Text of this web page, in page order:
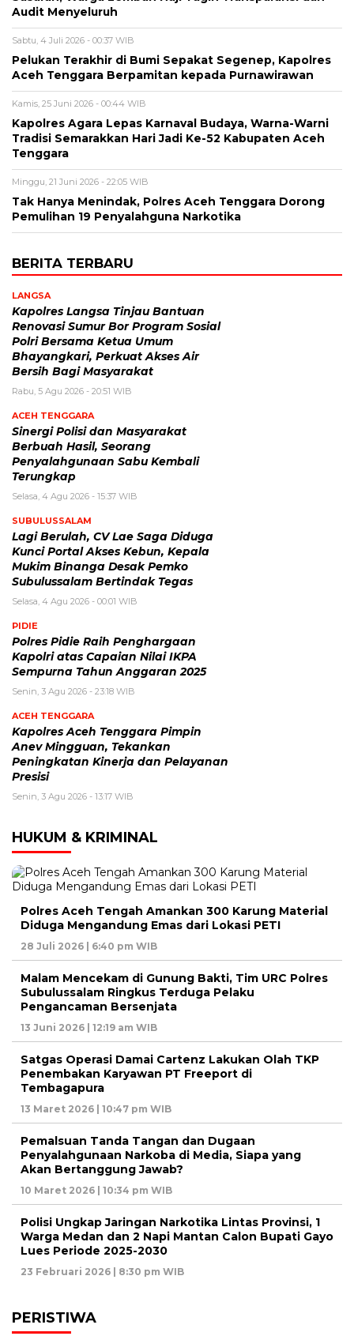
Audit Menyeluruh
Sabtu, 4 Juli 2026 - 00:37 WIB
Pelukan Terakhir di Bumi Sepakat Segenep, Kapolres
Aceh Tenggara Berpamitan kepada Purnawirawan
Kamis, 25 Juni 2026 - 00:44 WIB
Kapolres Agara Lepas Karnaval Budaya, Warna-Warni
Tradisi Semarakkan Hari Jadi Ke-52 Kabupaten Aceh
Tenggara
Minggu, 21 Juni 2026 - 22:05 WIB
Tak Hanya Menindak, Polres Aceh Tenggara Dorong
Pemulihan 19 Penyalahguna Narkotika
BERITA TERBARU
LANGSA
Kapolres Langsa Tinjau Bantuan
Renovasi Sumur Bor Program Sosial
Polri Bersama Ketua Umum
Bhayangkari, Perkuat Akses Air
Bersih Bagi Masyarakat
Rabu, 5 Agu 2026 - 20:51 WIB
ACEH TENGGARA
Sinergi Polisi dan Masyarakat
Berbuah Hasil, Seorang
Penyalahgunaan Sabu Kembali
Terungkap
Selasa, 4 Agu 2026 - 15:37 WIB
SUBULUSSALAM
Lagi Berulah, CV Lae Saga Diduga
Kunci Portal Akses Kebun, Kepala
Mukim Binanga Desak Pemko
Subulussalam Bertindak Tegas
Selasa, 4 Agu 2026 - 00:01 WIB
PIDIE
Polres Pidie Raih Penghargaan
Kapolri atas Capaian Nilai IKPA
Sempurna Tahun Anggaran 2025
Senin, 3 Agu 2026 - 23:18 WIB
ACEH TENGGARA
Kapolres Aceh Tenggara Pimpin
Anev Mingguan, Tekankan
Peningkatan Kinerja dan Pelayanan
Presisi
Senin, 3 Agu 2026 - 13:17 WIB
HUKUM & KRIMINAL
Polres Aceh Tengah Amankan 300 Karung Material
Diduga Mengandung Emas dari Lokasi PETI
28 Juli 2026 | 6:40 pm WIB
Malam Mencekam di Gunung Bakti, Tim URC Polres
Subulussalam Ringkus Terduga Pelaku
Pengancaman Bersenjata
13 Juni 2026 | 12:19 am WIB
Satgas Operasi Damai Cartenz Lakukan Olah TKP
Penembakan Karyawan PT Freeport di
Tembagapura
13 Maret 2026 | 10:47 pm WIB
Pemalsuan Tanda Tangan dan Dugaan
Penyalahgunaan Narkoba di Media, Siapa yang
Akan Bertanggung Jawab?
10 Maret 2026 | 10:34 pm WIB
Polisi Ungkap Jaringan Narkotika Lintas Provinsi, 1
Warga Medan dan 2 Napi Mantan Calon Bupati Gayo
Lues Periode 2025-2030
23 Februari 2026 | 8:30 pm WIB
PERISTIWA